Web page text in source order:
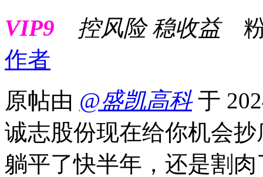
VIP9
控风险 稳收益
作者
原帖由 @盛凯高科 于
诚志股份现在给你机会
躺平了快半年，还是割